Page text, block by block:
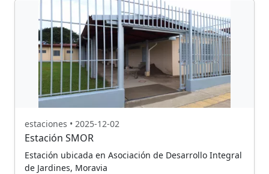
estaciones • 2025-12-02
Estación SMOR
Estación ubicada en Asociación de Desarrollo Integral
de Jardines, Moravia